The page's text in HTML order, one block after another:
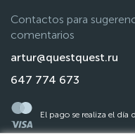
Contactos para
comentarios
artur@questquest.ru
647 774 673
El pago se realiza el día